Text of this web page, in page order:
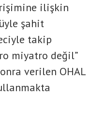
ilişkin
şahit
takip
miyatro değil”
verilen OHAL